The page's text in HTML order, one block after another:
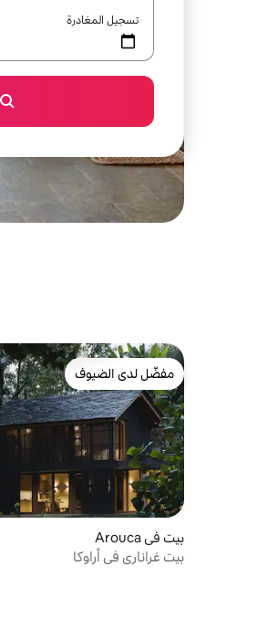
تسجيل المغادرة
مفضّل لدى الضيوف
مفضّل لدى الضيوف
بيت في Arouca
بيت غراناري في أراوكا